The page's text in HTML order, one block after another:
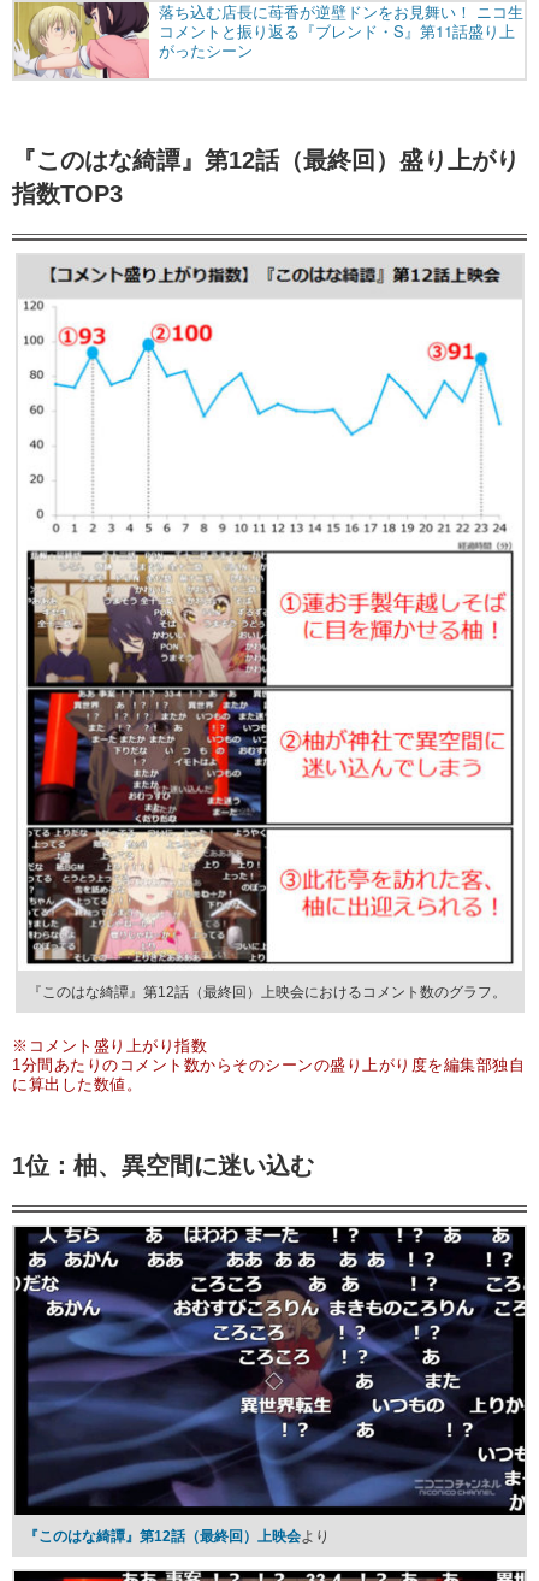
『このはな綺譚』第12話（最終回）盛り上がり
指数TOP3
『このはな綺譚』第12話（最終回）上映会におけるコメント数のグラフ。
※コメント盛り上がり指数
1分間あたりのコメント数からそのシーンの盛り上がり度を編集部独自
に算出した数値。
1位：柚、異空間に迷い込む
『このはな綺譚』第12話（最終回）上映会より